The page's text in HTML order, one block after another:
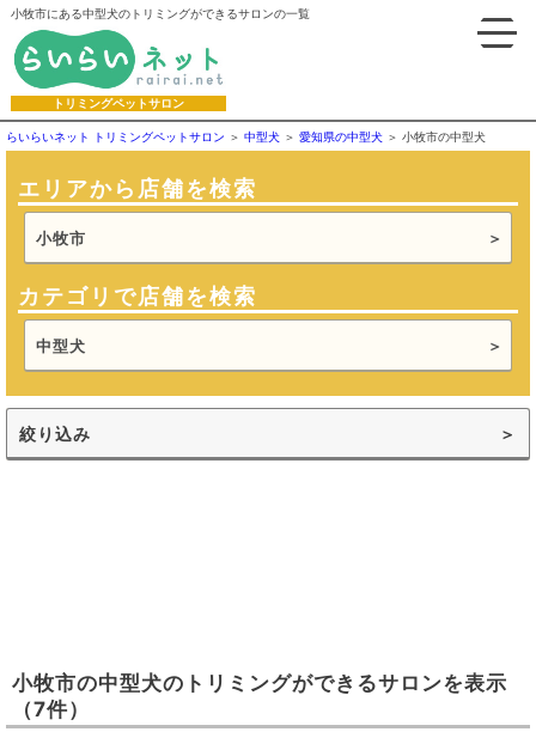
小牧市にある中型犬のトリミングができるサロンの一覧
トリミングペットサロン
らいらいネット トリミングペットサロン 中型犬 愛知県の中型犬 小牧市の中型犬
エリアから店舗を検索
小牧市
カテゴリで店舗を検索
中型犬
絞り込み
小牧市の中型犬のトリミングができるサロンを表示
（7件）